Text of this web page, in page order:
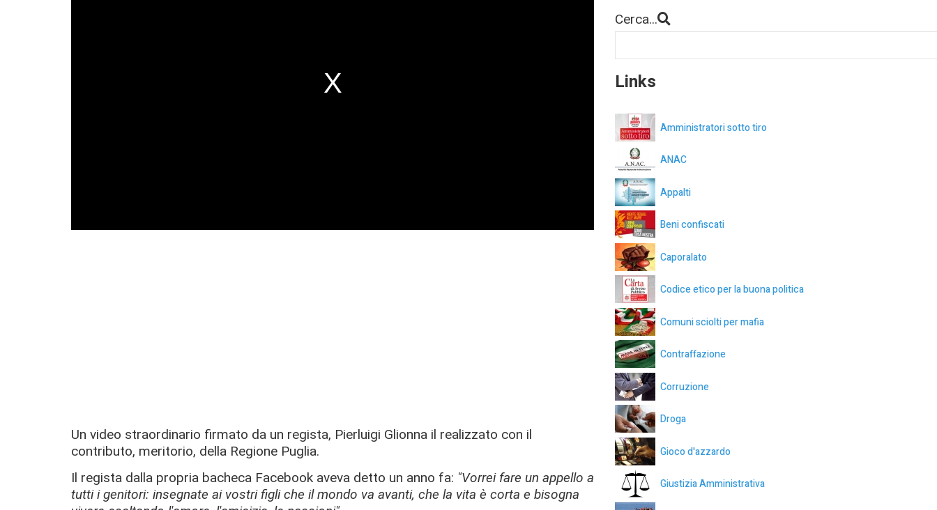
Un video straordinario firmato da un regista, Pierluigi Glionna il realizzato con il
contributo, meritorio, della Regione Puglia.
Il regista dalla propria bacheca Facebook aveva detto un anno fa: "Vorrei fare un appello a
tutti i genitori: insegnate ai vostri figli che il mondo va avanti, che la vita è corta e bisogna
Cerca...
Links
Amministratori sotto tiro
ANAC
Appalti
Beni confiscati
Caporalato
Codice etico per la buona politica
Comuni sciolti per mafia
Contraffazione
Corruzione
Droga
Gioco d'azzardo
Giustizia Amministrativa